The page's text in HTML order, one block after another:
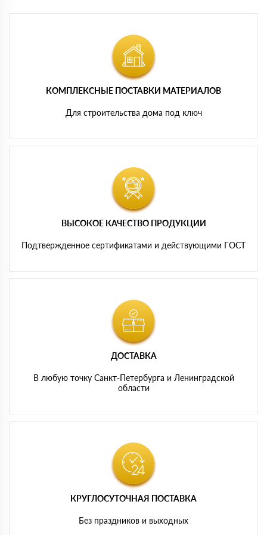
КОМПЛЕКСНЫЕ ПОСТАВКИ МАТЕРИАЛОВ
Для строительства дома под ключ
ВЫСОКОЕ КАЧЕСТВО ПРОДУКЦИИ
Подтвержденное сертификатами и действующими ГОСТ
ДОСТАВКА
В любую точку Санкт-Петербурга и Ленинградской
области
КРУГЛОСУТОЧНАЯ ПОСТАВКА
Без праздников и выходных